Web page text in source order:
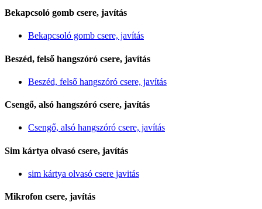
Bekapcsoló gomb csere, javítás
Bekapcsoló gomb csere, javítás
Beszéd, felső hangszóró csere, javítás
Beszéd, felső hangszóró csere, javítás
Csengő, alsó hangszóró csere, javítás
Csengő, alsó hangszóró csere, javítás
Sim kártya olvasó csere, javítás
sim kártya olvasó csere javitás
Mikrofon csere, javítás